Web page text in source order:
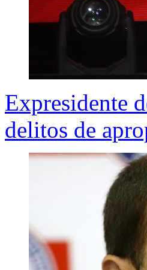
Expresidente
delitos de